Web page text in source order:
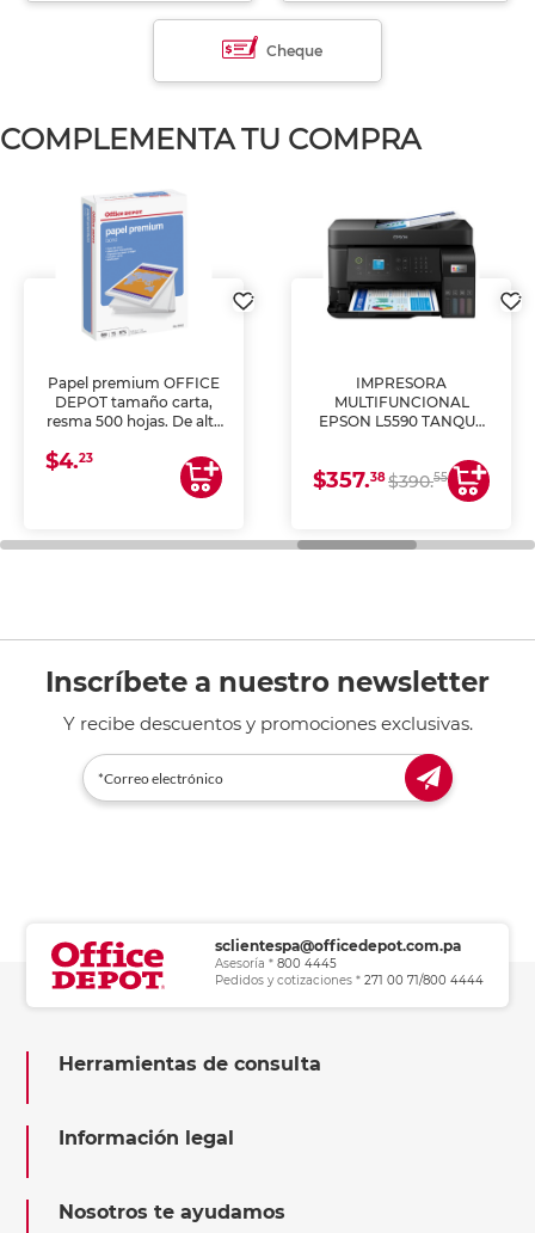
Cheque
COMPLEMENTA TU COMPRA
Papel premium OFFICE
DEPOT tamaño carta,
resma 500 hojas. De alta
uniforme, ideal para
impresoras de inyección
de tinta y láser,
general de oficina.
$4.23
IMPRESORA
MULTIFUNCIONAL
EPSON L5590 TANQUE
COPIA Y ESCANEA)
$357.38$390.55
Inscríbete a nuestro newsletter
Y recibe descuentos y promociones exclusivas.
sclientespa@officedepot.com.pa
Asesoría * 800 4445
Pedidos y cotizaciones * 271 00 71/800 4444
Herramientas de consulta
Información legal
Nosotros te ayudamos